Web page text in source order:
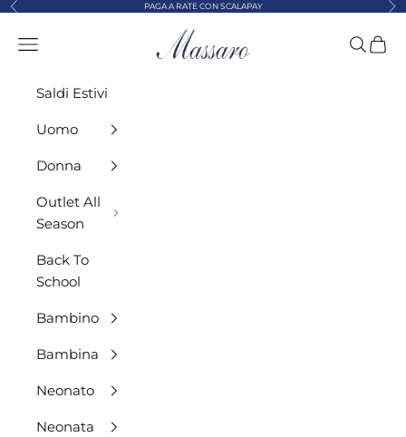
Vai al contenuto
Precedente PAGA A RATE CON SCALAPAY
MASSARO ABBIGLIAMENTO
Menù Cerca
Saldi Estivi
Uomo
Donna
Outlet All
Season
Back To
School
Bambino
Bambina
Neonato
Neonata